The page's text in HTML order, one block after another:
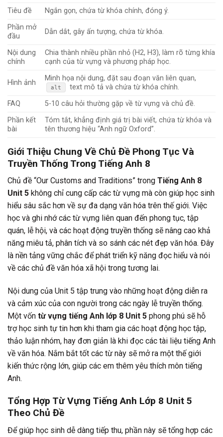
Tiêu đề
Ngắn gọn, chứa từ khóa chính, đóng ý.
Phần mở
đầu
Dẫn dắt, gây ấn tượng, chứa từ khóa.
Nội dung
chính
Chia thành nhiều phần nhỏ (H2, H3), làm rõ từng khía
cạnh của từ vựng và phương pháp học.
Hình ảnh
Minh họa nội dung, đặt sau đoạn văn liên quan,
alt
text mô tả và chứa từ khóa chính.
FAQ
5-10 câu hỏi thường gặp về từ vựng và chủ đề.
Phần kết
bài
Tóm tắt, khẳng định giá trị bài viết, chứa từ khóa và
tên thương hiệu “Anh ngữ Oxford”.
Giới Thiệu Chung Về Chủ Đề Phong Tục Và
Truyền Thống Trong Tiếng Anh 8
Chủ đề “Our Customs and Traditions” trong Tiếng Anh 8
Unit 5 không chỉ cung cấp các từ vựng mà còn giúp học sinh
hiểu sâu sắc hơn về sự đa dạng văn hóa trên thế giới. Việc
học và ghi nhớ các từ vựng liên quan đến phong tục, tập
quán, lễ hội, và các hoạt động truyền thống sẽ nâng cao khả
năng miêu tả, phân tích và so sánh các nét đẹp văn hóa. Đây
là nền tảng vững chắc để phát triển kỹ năng đọc hiểu và nói
về các chủ đề văn hóa xã hội trong tương lai.
Nội dung của Unit 5 tập trung vào những hoạt động diễn ra
và cảm xúc của con người trong các ngày lễ truyền thống.
Một vốn từ vựng tiếng Anh lớp 8 Unit 5 phong phú sẽ hỗ
trợ học sinh tự tin hơn khi tham gia các hoạt động học tập,
thảo luận nhóm, hay đơn giản là khi đọc các tài liệu tiếng Anh
về văn hóa. Nắm bắt tốt các từ này sẽ mở ra một thế giới
kiến thức rộng lớn, giúp các em thêm yêu thích môn tiếng
Anh.
Tổng Hợp Từ Vựng Tiếng Anh Lớp 8 Unit 5
Theo Chủ Đề
Để giúp học sinh dễ dàng tiếp thu, phần này sẽ tổng hợp các